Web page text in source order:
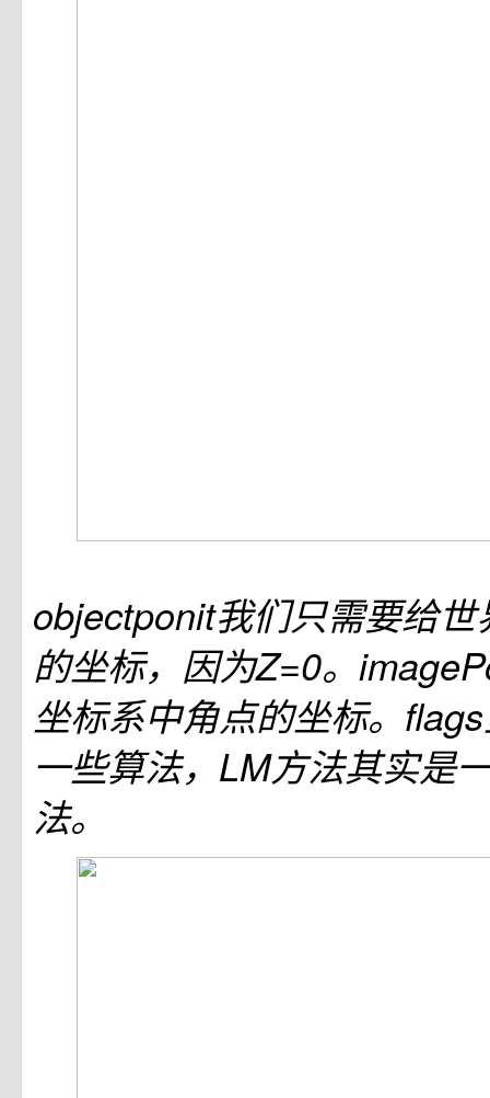
objectponit我们只需要给
的坐标，因为Z=0。
坐标系中角点的坐标。
一些算法，LM方法其实是
法。